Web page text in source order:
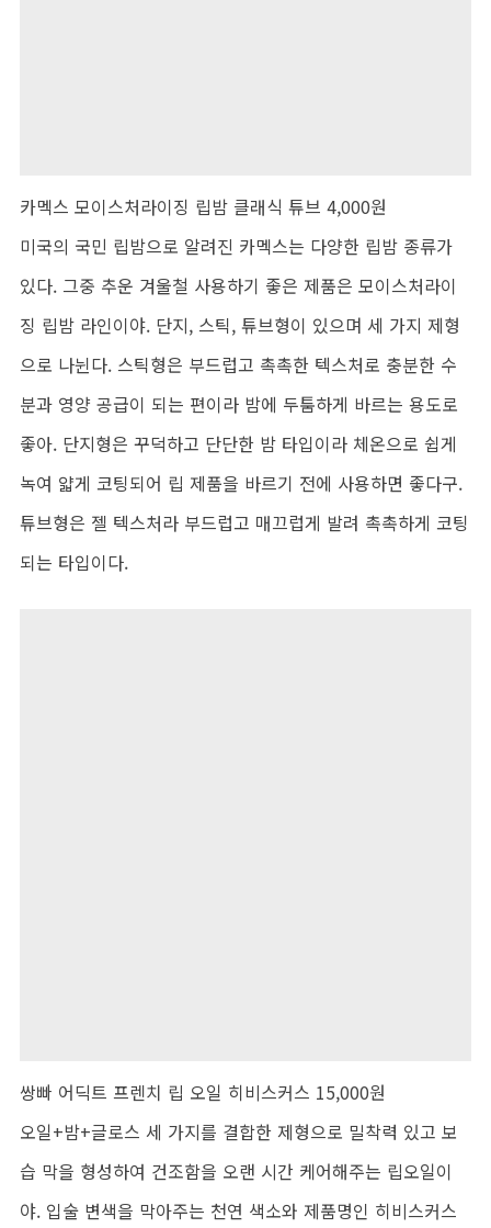
카멕스 모이스처라이징 립밤 클래식 튜브 4,000원
미국의 국민 립밤으로 알려진 카멕스는 다양한 립밤 종류가
있다. 그중 추운 겨울철 사용하기 좋은 제품은 모이스처라이
징 립밤 라인이야. 단지, 스틱, 튜브형이 있으며 세 가지 제형
으로 나뉜다. 스틱형은 부드럽고 촉촉한 텍스처로 충분한 수
분과 영양 공급이 되는 편이라 밤에 두툼하게 바르는 용도로
좋아. 단지형은 꾸덕하고 단단한 밤 타입이라 체온으로 쉽게
녹여 얇게 코팅되어 립 제품을 바르기 전에 사용하면 좋다구.
튜브형은 젤 텍스처라 부드럽고 매끄럽게 발려 촉촉하게 코팅
되는 타입이다.
쌍빠 어딕트 프렌치 립 오일 히비스커스 15,000원
오일+밤+글로스 세 가지를 결합한 제형으로 밀착력 있고 보
습 막을 형성하여 건조함을 오랜 시간 케어해주는 립오일이
야. 입술 변색을 막아주는 천연 색소와 제품명인 히비스커스